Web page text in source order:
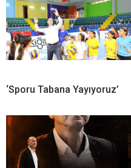
‘Sporu Tabana Yayıyoruz’